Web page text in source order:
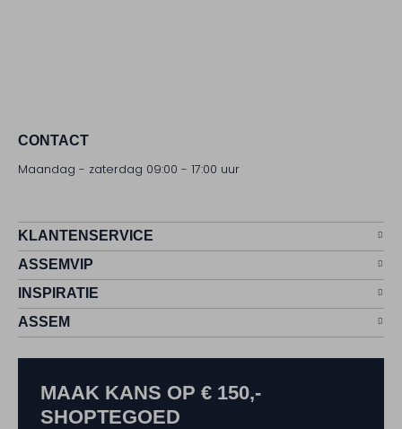
CONTACT
Maandag - zaterdag 09:00 - 17:00 uur
KLANTENSERVICE
ASSEMVIP
INSPIRATIE
ASSEM
MAAK KANS OP € 150,-
SHOPTEGOED